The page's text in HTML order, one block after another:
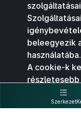
Szerkezet
beleegyezik
használatába.
A cookie-k
kattintva